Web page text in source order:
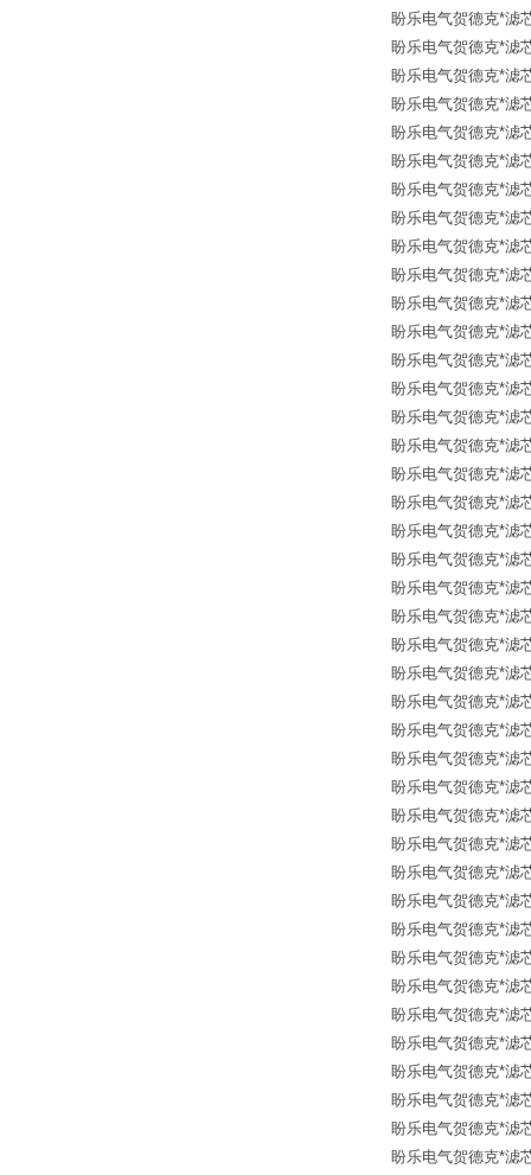
盼乐电气贺德克*滤
盼乐电气贺德克*滤
盼乐电气贺德克*滤
盼乐电气贺德克*滤
盼乐电气贺德克*滤
盼乐电气贺德克*滤
盼乐电气贺德克*滤
盼乐电气贺德克*滤
盼乐电气贺德克*滤
盼乐电气贺德克*滤
盼乐电气贺德克*滤
盼乐电气贺德克*滤
盼乐电气贺德克*滤
盼乐电气贺德克*滤
盼乐电气贺德克*滤
盼乐电气贺德克*滤
盼乐电气贺德克*滤
盼乐电气贺德克*滤
盼乐电气贺德克*滤
盼乐电气贺德克*滤
盼乐电气贺德克*滤
盼乐电气贺德克*滤
盼乐电气贺德克*滤
盼乐电气贺德克*滤
盼乐电气贺德克*滤
盼乐电气贺德克*滤
盼乐电气贺德克*滤
盼乐电气贺德克*滤
盼乐电气贺德克*滤
盼乐电气贺德克*滤
盼乐电气贺德克*滤
盼乐电气贺德克*滤
盼乐电气贺德克*滤
盼乐电气贺德克*滤
盼乐电气贺德克*滤
盼乐电气贺德克*滤
盼乐电气贺德克*滤
盼乐电气贺德克*滤
盼乐电气贺德克*滤
盼乐电气贺德克*滤
盼乐电气贺德克*滤